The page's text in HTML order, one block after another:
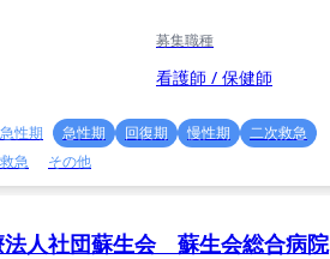
募集職種
看護師 / 保健師
性期 急性期 回復期 慢性期
二次救急
急
その他
法人社団蘇生会 蘇生会総合病院